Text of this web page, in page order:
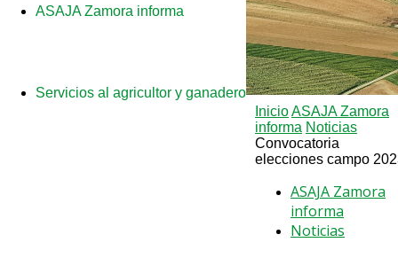
ASAJA Zamora informa
Servicios al agricultor y ganadero
InicioASAJA Zamora
informa Noticias
Convocatoria
elecciones campo
ASAJA Zamora
informa
Noticias